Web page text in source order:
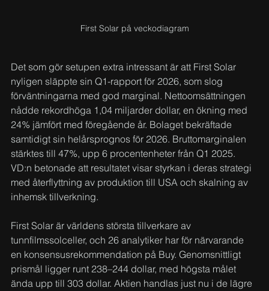
First Solar på veckodiagram
Det som gör setupen extra intressant är att First Solar
nyligen släppte sin Q1-rapport för 2026, som slog
förväntningarna med god marginal. Nettoomsättningen
nådde rekordhöga 1,04 miljarder dollar, en ökning med
24% jämfört med föregående år. Bolaget bekräftade
samtidigt sin helårsprognos för 2026. Bruttomarginalen
stärktes till 47%, upp 6 procentenheter från Q1 2025.
VD:n betonade att resultatet visar styrkan i deras strategi
med återflyttning av produktion till USA och skalning av
inhemsk tillverkning.
First Solar är världens största tillverkare av
tunnfilmssolceller, och 26 analytiker har för närvarande
en konsensusrekommendation på Buy. Genomsnittligt
prismål ligger runt 238–244 dollar, med högsta målet
ända upp till 303 dollar. Aktien handlas just nu i de lägre